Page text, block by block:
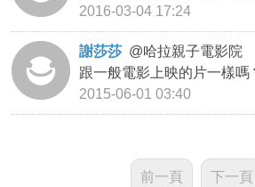
2016-03-04 17:24
謝莎莎 @哈拉親子電影院
跟一般電影上映的片一樣嗎
2015-06-01 03:40
前一頁 下一頁